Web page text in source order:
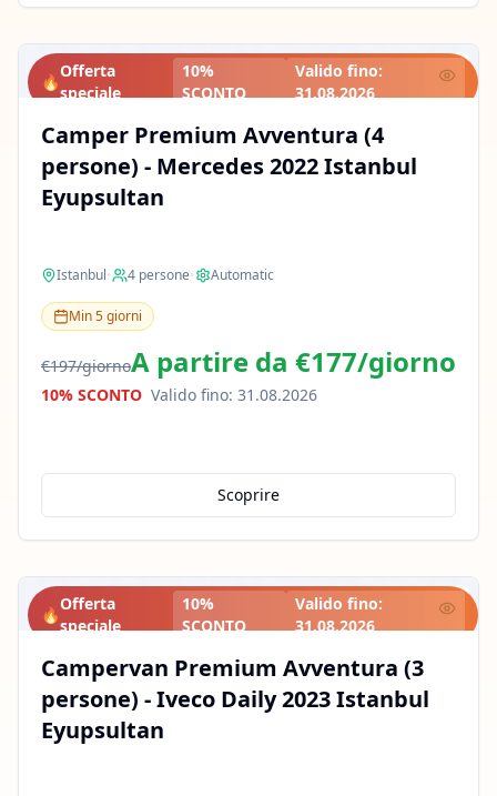
🔥
Offerta
speciale
10%
SCONTO
Valido fino:
31.08.2026
Camper Premium Avventura (4
persone) - Mercedes 2022 Istanbul
Eyupsultan
Istanbul• 4 persone• Automatic
Min5giorni
€197/giornoA partire da €177/giorno
10% SCONTO Valido fino: 31.08.2026
Scoprire
🔥
Offerta
speciale
10%
SCONTO
Valido fino:
31.08.2026
Campervan Premium Avventura (3
persone) - Iveco Daily 2023 Istanbul
Eyupsultan